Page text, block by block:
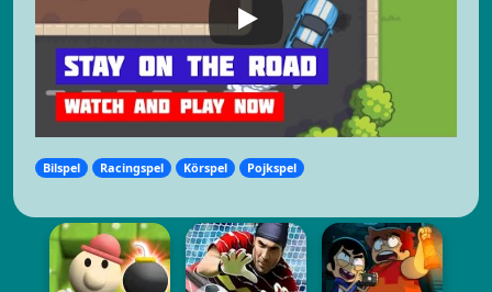
Bilspel Racingspel Körspel Pojkspel